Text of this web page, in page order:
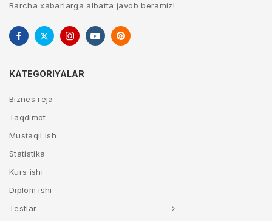
Barcha xabarlarga albatta javob beramiz!
KATEGORIYALAR
Biznes reja
Taqdimot
Mustaqil ish
Statistika
Kurs ishi
Diplom ishi
Testlar